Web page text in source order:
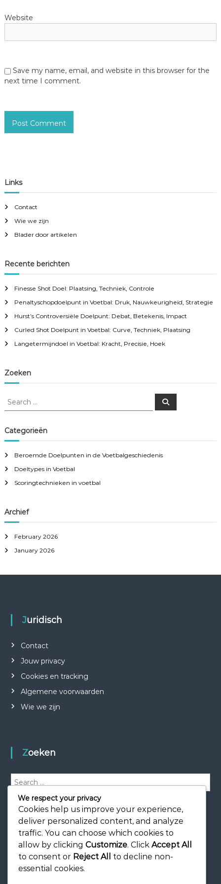
Website
Save my name, email, and website in this browser for the
next time I comment.
Links
Contact
Wie we zijn
Blader door artikelen
Recente berichten
Finesse Shot Doel: Plaatsing, Techniek, Controle
Penaltyschopdoelpunt in Voetbal: Druk, Nauwkeurigheid, Strategie
Hurst’s Controversiële Doelpunt: Debat, Betekenis, Impact
Curled Shot Doelpunt in Voetbal: Curve, Techniek, Plaatsing
Langetermijndoel in Voetbal: Kracht, Precisie, Hoek
Zoeken
S
r
c
f
o
r
S
Categorieën
Beroemde Doelpunten in de Voetbalgeschiedenis
Doeltypes in Voetbal
Scoringtechnieken in voetbal
Archief
February 2026
January 2026
Juridisch
Contact
Jouw privacy
Cookies en tracking
Algemene voorwaarden
Wie we zijn
Zoeken
e
S
e
a
r
c
h
We respect your privacy
Cookies help us improve your experience,
deliver personalized content, and analyze
traffic. You can choose which cookies to
allow by clicking Customize. Click Accept All
to consent or Reject All
to decline non-
essential cookies.